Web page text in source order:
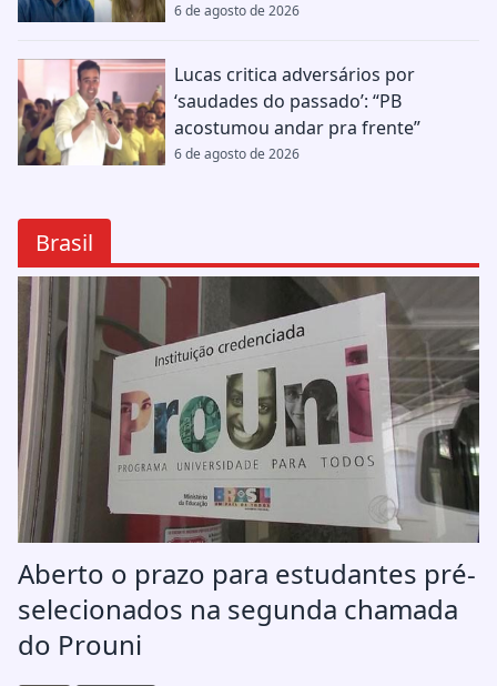
6 de agosto de 2026
Lucas critica adversários por
‘saudades do passado’: “PB
acostumou andar pra frente”
6 de agosto de 2026
Brasil
Aberto o prazo para estudantes pré-
selecionados na segunda chamada
do Prouni